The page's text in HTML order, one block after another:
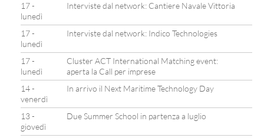
17 -
lunedì
Interviste dal network: Cantiere Navale Vittoria
17 -
lunedì
Interviste dal network: Indico Technologies
17 -
lunedì
Cluster ACT International Matching event:
aperta la Call per imprese
14 -
venerdì
In arrivo il Next Maritime Technology Day
13 -
giovedì
Due Summer School in partenza a luglio